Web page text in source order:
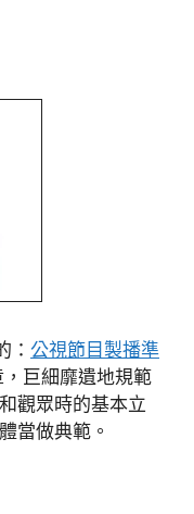
： 公視節目製播準
巨細靡遺地規範
觀眾時的基本立
當做典範。